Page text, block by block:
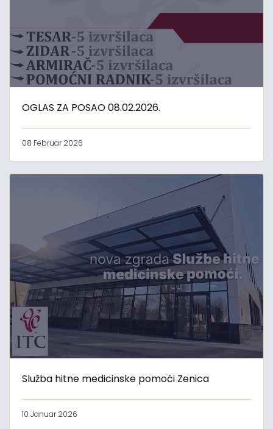
OGLAS ZA POSAO 08.02.2026.
08 Februar 2026
Služba hitne medicinske pomoći Zenica
10 Januar 2026